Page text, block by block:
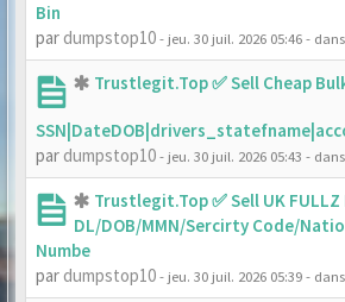
Bin
par dumpstop10- jeu. 30 juil. 2026 05:46-
Trustlegit.Top ✅ Sell Cheap
par dumpstop10- jeu. 30 juil. 2026 05:43 -
Trustlegit.Top ✅ Sell UK FULLZ
DL/DOB/MMN/Sercirty Code/
Numbe
par dumpstop10- jeu. 30 juil. 2026 05:39-